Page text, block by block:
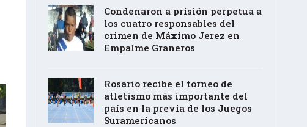
Condenaron a prisión perpetua a
los cuatro responsables del
crimen de Máximo Jerez en
Empalme Graneros
Rosario recibe el torneo de
atletismo más importante del
país en la previa de los Juegos
Suramericanos